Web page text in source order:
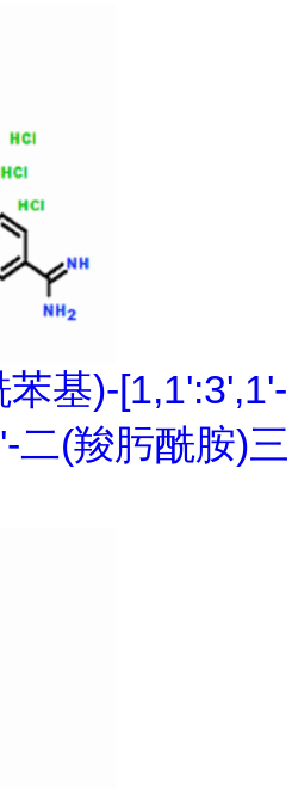
基)-[1,1':3',1'-
二(羧肟酰胺)三